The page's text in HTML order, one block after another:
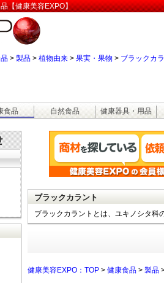
【健康美容EXPO】
> 製品 > 植物由来 > 果実・果物 > ブラックカ
食品 自然食品 健康器具・用品
ブラックカラント
ブラックカラントとは、ユキノシタ科
健康美容EXPO：TOP > 健康食品 > 製品